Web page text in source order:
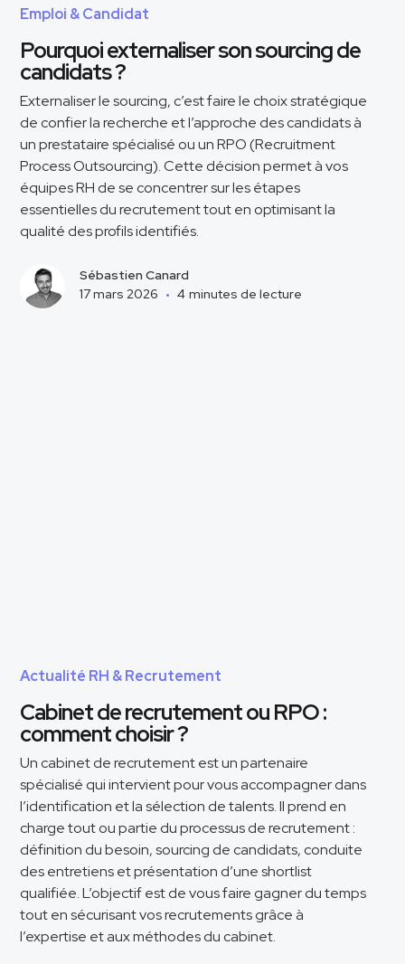
Emploi & Candidat
Pourquoi externaliser son sourcing de
candidats ?
Externaliser le sourcing, c’est faire le choix stratégique
de confier la recherche et l’approche des candidats à
un prestataire spécialisé ou un RPO (Recruitment
Process Outsourcing). Cette décision permet à vos
équipes RH de se concentrer sur les étapes
essentielles du recrutement tout en optimisant la
qualité des profils identifiés.
Sébastien Canard
17 mars 2026 • 4 minutes de lecture
Actualité RH & Recrutement
Cabinet de recrutement ou RPO :
comment choisir ?
Un cabinet de recrutement est un partenaire
spécialisé qui intervient pour vous accompagner dans
l’identification et la sélection de talents. Il prend en
charge tout ou partie du processus de recrutement :
définition du besoin, sourcing de candidats, conduite
des entretiens et présentation d’une shortlist
qualifiée. L’objectif est de vous faire gagner du temps
tout en sécurisant vos recrutements grâce à
l’expertise et aux méthodes du cabinet.